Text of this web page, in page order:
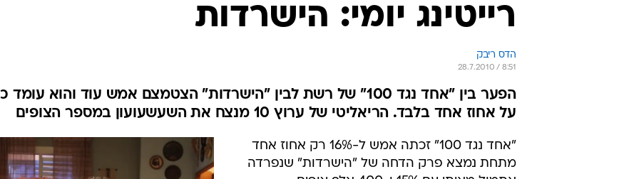
רייטינג יומי: הישרדות
הדס ריבק
28.7.2010 / 8:51
הפער בין "אחד נגד 100" של רשת לבין "הישרדות" הצטמצם אמש עוד והוא
על אחוז אחד בלבד. הריאליטי של ערוץ 10 מנצח את השעשעועון במספר הצופים
"אחד נגד 100" זכתה אמש ל-16% רק אחוז אחד
מתחת נמצא פרק הדחה של "הישרדות" שנפרדה